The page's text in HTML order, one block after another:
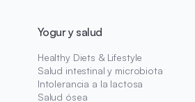
Yogur y salud
Healthy Diets & Lifestyle
Salud intestinal y microbiota
Intolerancia a la lactosa
Salud ósea